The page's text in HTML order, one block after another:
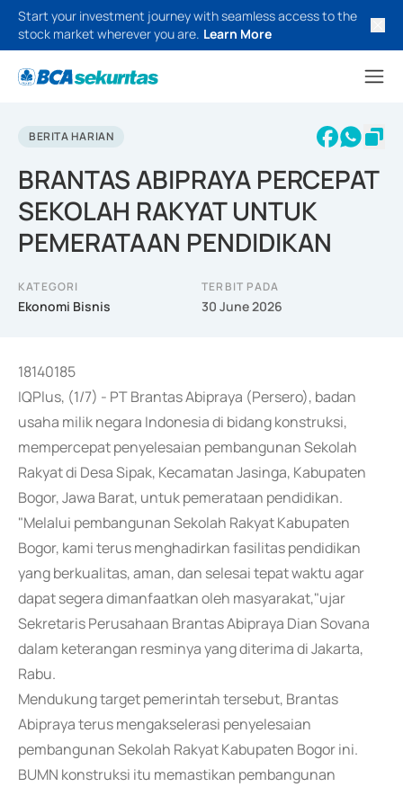
Start your investment journey with seamless access to the
stock market wherever you are. Learn More
BERITA HARIAN
BRANTAS ABIPRAYA PERCEPAT
SEKOLAH RAKYAT UNTUK
PEMERATAAN PENDIDIKAN
KATEGORI
Ekonomi Bisnis
TERBIT PADA
30 June 2026
18140185
IQPlus, (1/7) - PT Brantas Abipraya (Persero), badan
usaha milik negara Indonesia di bidang konstruksi,
mempercepat penyelesaian pembangunan Sekolah
Rakyat di Desa Sipak, Kecamatan Jasinga, Kabupaten
Bogor, Jawa Barat, untuk pemerataan pendidikan.
"Melalui pembangunan Sekolah Rakyat Kabupaten
Bogor, kami terus menghadirkan fasilitas pendidikan
yang berkualitas, aman, dan selesai tepat waktu agar
dapat segera dimanfaatkan oleh masyarakat,"ujar
Sekretaris Perusahaan Brantas Abipraya Dian Sovana
dalam keterangan resminya yang diterima di Jakarta,
Rabu.
Mendukung target pemerintah tersebut, Brantas
Abipraya terus mengakselerasi penyelesaian
pembangunan Sekolah Rakyat Kabupaten Bogor ini.
BUMN konstruksi itu memastikan pembangunan